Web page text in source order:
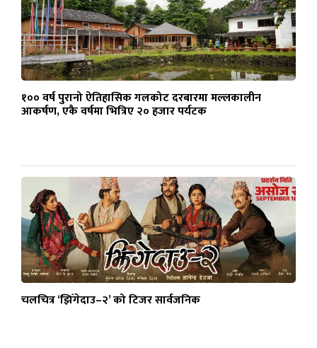
१०० वर्ष पुरानो ऐतिहासिक गलकोट दरबारमा मल्लकालीन
आकर्षण, एकै वर्षमा भित्रिए २० हजार पर्यटक
चलचित्र ‘झिँगेदाउ–२’ को टिजर सार्वजनिक